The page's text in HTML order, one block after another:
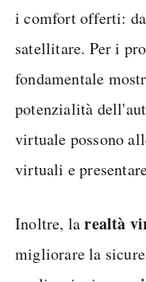
i comfort offerti:
satellitare. Per i
fondamentale
potenzialità
virtuale possono
virtuali e
Inoltre, larealtà
migliorare la